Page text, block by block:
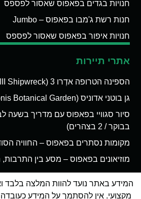
חנויות בגדים בפאפוס שאסור לפספס
חנות רשת ג'מבו בפאפוס – Jumbo
חנויות איפור בפאפוס שאסור לפספס
אתרי תיירות
הספינה הטרופה אדְרו 3 (Edro III Shipwreck) בפאפוס
גן בוטני אדוניס (Adonis Botanical Garden) בפאפוס
בבוקר / 2 בצהרים)
מקומות נסתרים בפאפוס – החוויה
מוזיאונים בפאפוס – מסע בין
המידע באתר נועד להוות המלצה בלבד
מקצועי. אין להסתמך על המידע